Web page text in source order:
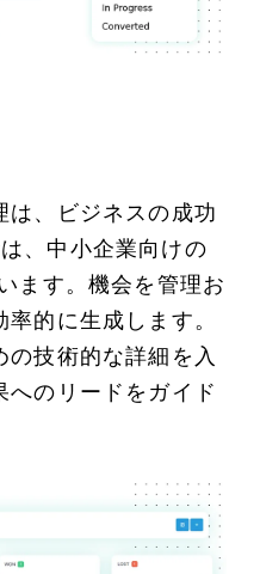
は、ビジネスの成功
、中小企業向けの
ます。機会を管理お
的に生成します。
技術的な詳細を入
のリードをガイド